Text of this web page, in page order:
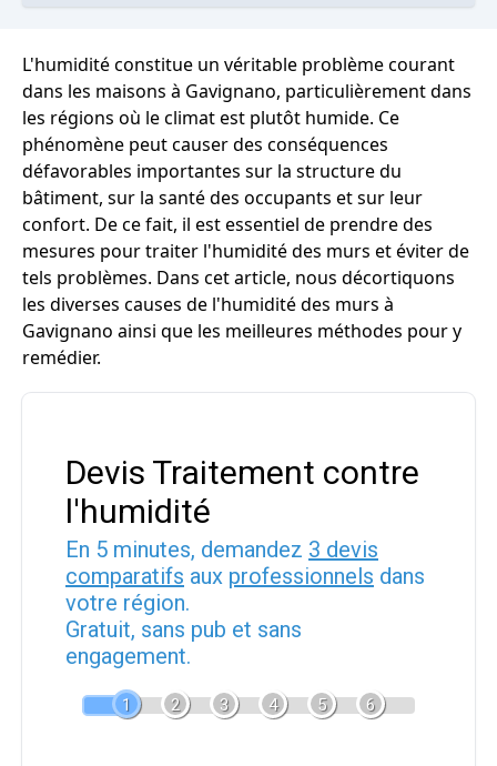
L'humidité constitue un véritable problème courant
dans les maisons à Gavignano, particulièrement dans
les régions où le climat est plutôt humide. Ce
phénomène peut causer des conséquences
défavorables importantes sur la structure du
bâtiment, sur la santé des occupants et sur leur
confort. De ce fait, il est essentiel de prendre des
mesures pour traiter l'humidité des murs et éviter de
tels problèmes. Dans cet article, nous décortiquons
les diverses causes de l'humidité des murs à
Gavignano ainsi que les meilleures méthodes pour y
remédier.
Devis Traitement contre
l'humidité
En 5 minutes, demandez 3 devis
comparatifs aux professionnels dans
votre région.
Gratuit, sans pub et sans
engagement.
1 2 3 4 5 6